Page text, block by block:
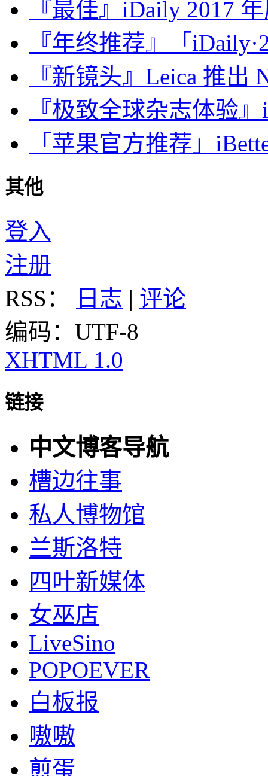
『最佳』iDaily 2017
『年终推荐』「
『新镜头』Leica 推出
『极致全球杂志体验
「苹果官方推荐」
其他
登入
注册
RSS：
日志 | 评论
编码：UTF-8
XHTML 1.0
链接
中文博客导航
槽边往事
私人博物馆
兰斯洛特
四叶新媒体
女巫店
LiveSino
POPOEVER
白板报
嗷嗷
煎蛋